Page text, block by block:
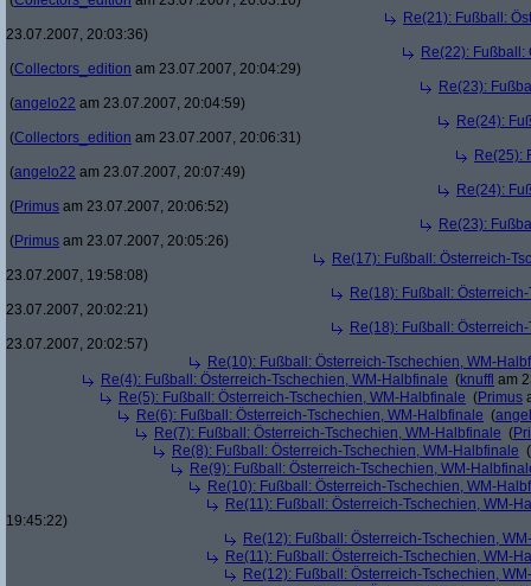
Re(21): Fußball:
23.07.2007, 20:03:36)
Re(22): Fußball:
(Collectors_edition am 23.07.2007, 20:04:29)
Re(23):
(angelo22 am 23.07.2007, 20:04:59)
Re(24):
(Collectors_edition am 23.07.2007, 20:06:31)
Re(25):
(angelo22 am 23.07.2007, 20:07:49)
Re(24):
(Primus am 23.07.2007, 20:06:52)
Re(23):
(Primus am 23.07.2007, 20:05:26)
Re(17): Fußball: Österreich-
23.07.2007, 19:58:08)
Re(18): Fußball:
23.07.2007, 20:02:21)
Re(18): Fußball:
23.07.2007, 20:02:57)
Re(10): Fußball: Österreich-Tschechien, WM-
Re(4): Fußball: Österreich-Tschechien, WM-Halbfinale (knuffl am
Re(5): Fußball: Österreich-Tschechien, WM-Halbfinale (Primus
Re(6): Fußball: Österreich-Tschechien, WM-Halbfinale (
Re(7): Fußball: Österreich-Tschechien, WM-Halbfinale (
Re(8): Fußball: Österreich-Tschechien, WM-Halbfinale (
Re(9): Fußball: Österreich-Tschechien, WM-
Re(10): Fußball: Österreich-Tschechien, WM-
Re(11): Fußball: Österreich-Tschechien, WM-
19:45:22)
Re(12): Fußball: Österreich-Tschechien,
Re(11): Fußball: Österreich-Tschechien, WM-
Re(12): Fußball: Österreich-Tschechien,